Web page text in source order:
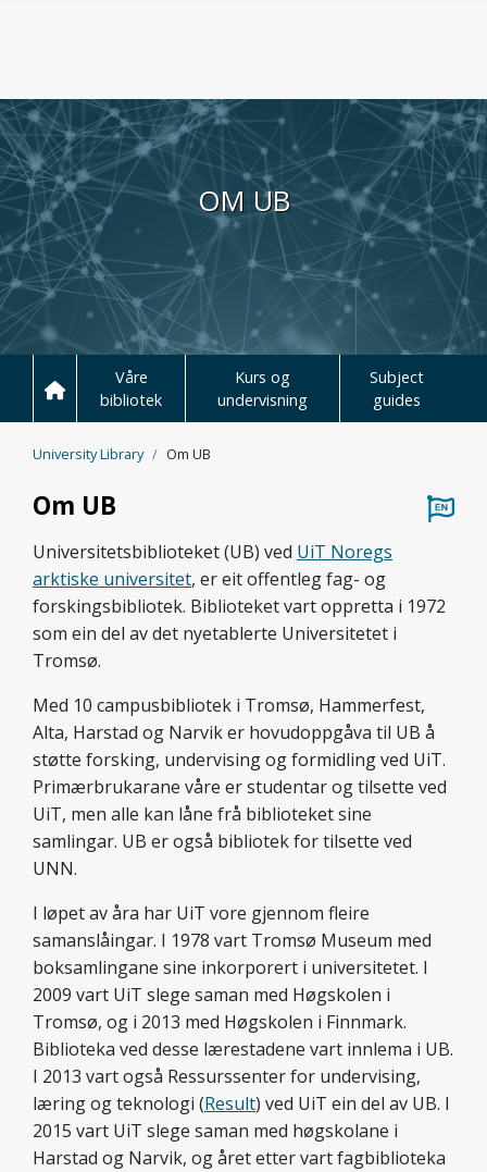
Hopp til hovedinnhold
OM UB
Våre
bibliotek
Kurs og
undervisning
Subject
guides
University Library Om UB
Om UB
Universitetsbiblioteket (UB) ved UiT Noregs
arktiske universitet, er eit offentleg fag- og
forskingsbibliotek. Biblioteket vart oppretta i 1972
som ein del av det nyetablerte Universitetet i
Tromsø.
Med 10 campusbibliotek i Tromsø, Hammerfest,
Alta, Harstad og Narvik er hovudoppgåva til UB å
støtte forsking, undervising og formidling ved UiT.
Primærbrukarane våre er studentar og tilsette ved
UiT, men alle kan låne frå biblioteket sine
samlingar. UB er også bibliotek for tilsette ved
UNN.
I løpet av åra har UiT vore gjennom fleire
samanslåingar. I 1978 vart Tromsø Museum med
boksamlingane sine inkorporert i universitetet. I
2009 vart UiT slege saman med Høgskolen i
Tromsø, og i 2013 med Høgskolen i Finnmark.
Biblioteka ved desse lærestadene vart innlema i UB.
I 2013 vart også Ressurssenter for undervising,
læring og teknologi (Result) ved UiT ein del av UB. I
2015 vart UiT slege saman med høgskolane i
Harstad og Narvik, og året etter vart fagbiblioteka